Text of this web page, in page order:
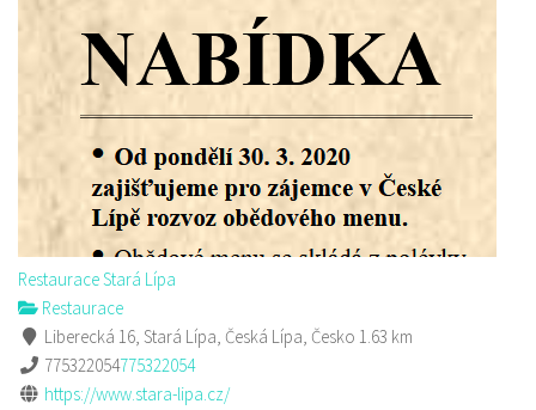
Restaurace Stará Lípa
Restaurace
Liberecká 16, Stará Lípa, Česká Lípa, Česko 1.63 km
775322054775322054
https://www.stara-lipa.cz/